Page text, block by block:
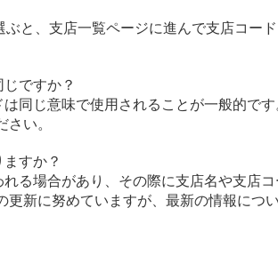
と、支店一覧ページに進んで支店コー
ですか？
同じ意味で使用されることが一般的です
い。
すか？
る場合があり、その際に支店名や支店
更新に努めていますが、最新の情報につ